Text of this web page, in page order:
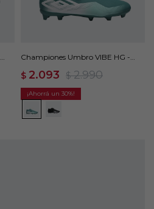
Championes Umbro VIBE HG -
$ 2.093 $ 2.990
30